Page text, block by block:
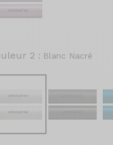
2 : Blanc Nacré